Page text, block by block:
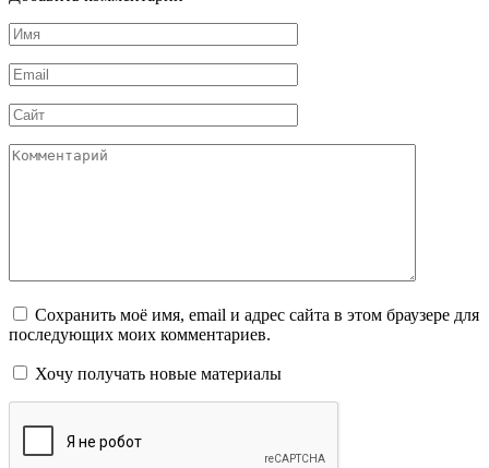
Имя
*
Email
*
Сайт
Комментарий
Сохранить моё имя, email и адрес сайта в этом браузере для
последующих моих комментариев.
Хочу получать новые материалы